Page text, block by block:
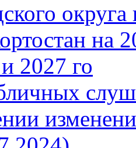
на
2027 го